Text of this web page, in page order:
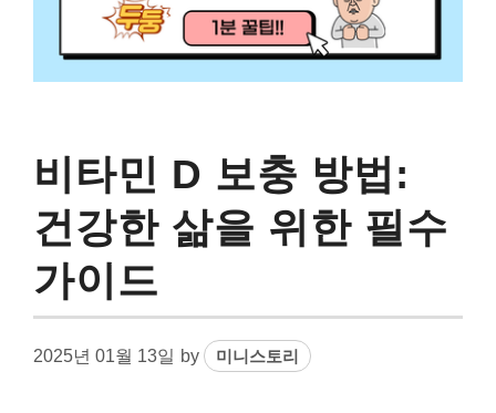
비타민 D 보충 방법:
건강한 삶을 위한 필수
가이드
2025년 01월 13일 by 미니스토리